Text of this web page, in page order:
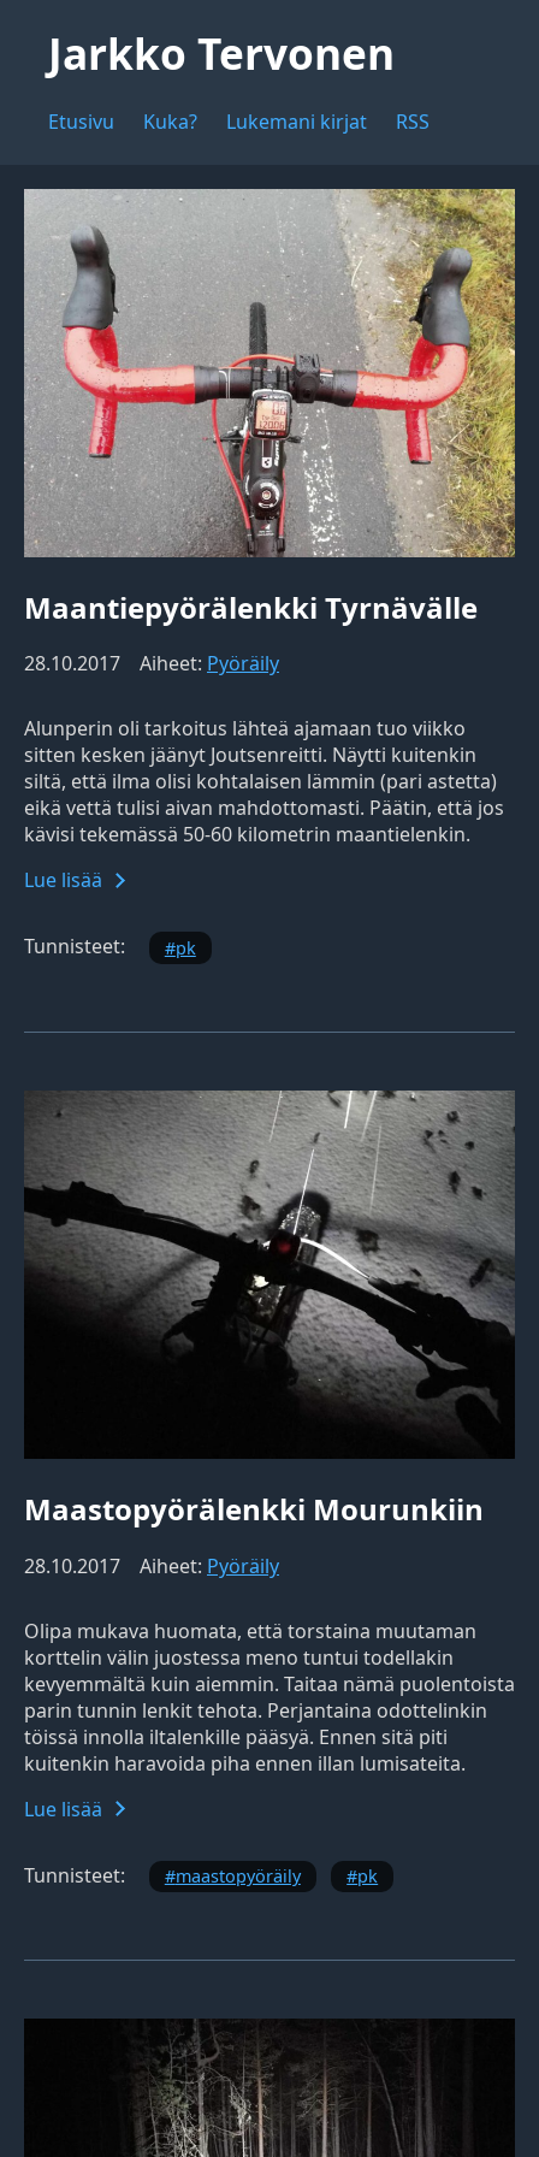
Jarkko Tervonen
Etusivu Kuka? Lukemani kirjat RSS
Maantiepyörälenkki Tyrnävälle
28.10.2017 Aiheet: Pyöräily
Alunperin oli tarkoitus lähteä ajamaan tuo viikko
sitten kesken jäänyt Joutsenreitti. Näytti kuitenkin
siltä, että ilma olisi kohtalaisen lämmin (pari astetta)
eikä vettä tulisi aivan mahdottomasti. Päätin, että jos
kävisi tekemässä 50-60 kilometrin maantielenkin.
Lue lisää
Tunnisteet: pk
Maastopyörälenkki Mourunkiin
28.10.2017 Aiheet: Pyöräily
Olipa mukava huomata, että torstaina muutaman
korttelin välin juostessa meno tuntui todellakin
kevyemmältä kuin aiemmin. Taitaa nämä puolentoista
parin tunnin lenkit tehota. Perjantaina odottelinkin
töissä innolla iltalenkille pääsyä. Ennen sitä piti
kuitenkin haravoida piha ennen illan lumisateita.
Lue lisää
Tunnisteet: maastopyöräily pk